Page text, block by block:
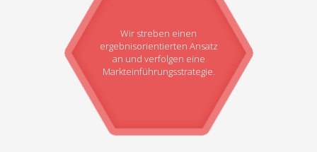
Wir streben einen
ergebnisorientierten Ansatz
an und verfolgen eine
Markteinführungsstrategie.